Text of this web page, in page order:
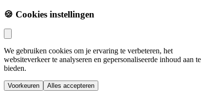
🍪 Cookies instellingen
We gebruiken cookies om je ervaring te verbeteren, het
websiteverkeer te analyseren en gepersonaliseerde inhoud aan te
bieden.
Voorkeuren Alles accepteren